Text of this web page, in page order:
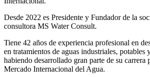
Desde 2022 es Presidente y Fundador de la
consultora MS Water Consult.
Tiene 42 años de experiencia profesional en
en tratamientos de aguas industriales, potables
habiendo desarrollado gran parte de su carrera
Mercado Internacional del Agua.